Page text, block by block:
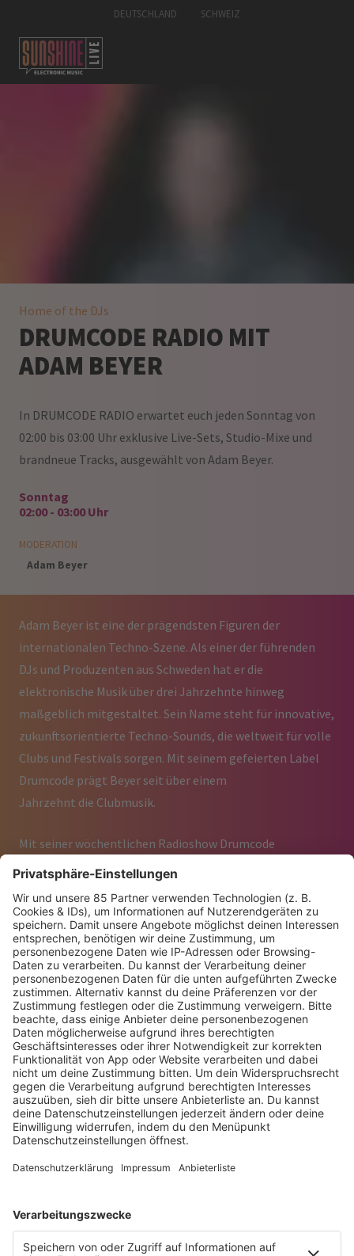
DEUTSCHLAND SCHWEIZ
Home of the DJs
DRUMCODE RADIO MIT
ADAM BEYER
In DRUMCODE RADIO erwartet euch jeden Sonntag von
02:00 bis 03:00 Uhr exklusive Live-Sets, Studio-Mixe und
brandneue Tracks, ausgewählt von Adam Beyer.
Sonntag
02:00 - 03:00 Uhr
MODERATION
Adam Beyer
Adam Beyer ist eine der prägendsten Figuren der
internationalen Techno-Szene. Als einer der führenden
DJs und Produzenten aus Schweden hat er die
elektronische Musik über drei Jahrzehnte hinweg
maßgeblich mitgestaltet. Sein Name steht für innovative,
zukunftsorientierte Techno-Sounds, die weltweit für volle
Clubs und Festivals sorgen. Mit seinem gefeierten Label
Drumcode prägt Beyer seit über einem
Jahrzehnt die Clubmusik.
Mit seiner wöchentlichen Radioshow Drumcode
Radio bringt Adam Beyer diesen einzigartigen Sound
Uhr präsentiert er exklusive Live-Auftritte, aktuelle
Studio-Mixe und spannende Künstlerprofile, die tief in die
Welt des Drumcode-Labels eintauchen lassen. Zudem gibt
es Vorankündigungen von brandneuen Releases und noch
unveröffentlichten Tracks. Beyer bringt seine jahrelange
Erfahrung und sein umfassendes Wissen ein, um eine Show
zu kreieren, die sowohl für eingefleischte Techno-Fans als
auch für neue Hörer:innen ein echtes Highlight ist.
Mit seinem unermüdlichen Engagement und der
Leidenschaft für die Musik hat Beyer ein internationales
Publikum gewonnen und bleibt an der Spitze seines
Genres. Schaltet ein und erlebt Adam Beyer jeden Sonntag
von Drumcode direkt in eurer Radio bringt.